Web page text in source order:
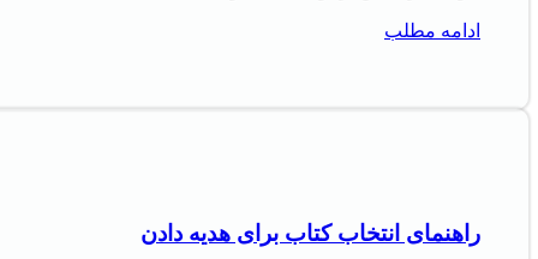
ادامه مطلب
راهنمای انتخاب کتاب برای هدیه دادن